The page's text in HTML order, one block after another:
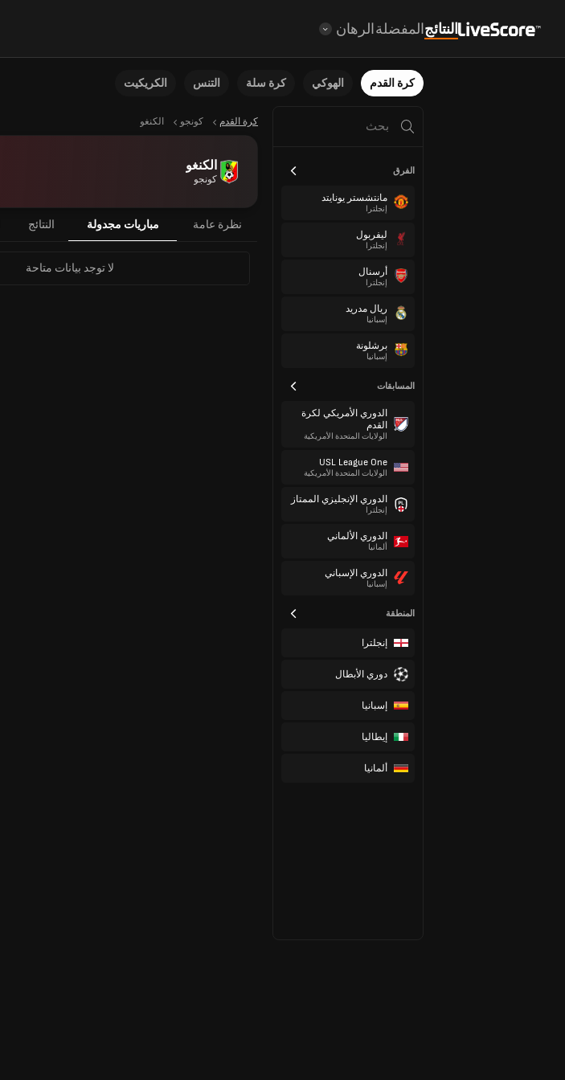
النتائجالمفضلةالرهان
كرة القدم الهوكي كرة سلة التنس الكريكيت
الفرق
مانتشستر يونايتد
إنجلترا
ليفربول
إنجلترا
أرسنال
إنجلترا
ريال مدريد
إسبانيا
برشلونة
إسبانيا
المسابقات
الدوري الأمريكي لكرة
القدم
الولايات المتحدة الأمريكية
USL League One
الولايات المتحدة الأمريكية
الدوري الإنجليزي الممتاز
إنجلترا
الدوري الألماني
ألمانيا
الدوري الإسباني
إسبانيا
المنطقة
إنجلترا
دوري الأبطال
إسبانيا
إيطاليا
ألمانيا
كرة القدم كونجو الكنغو
الكنغو
كونجو
نظرة عامة مباريات مجدولة النتائج
لا توجد بيانات متاحة